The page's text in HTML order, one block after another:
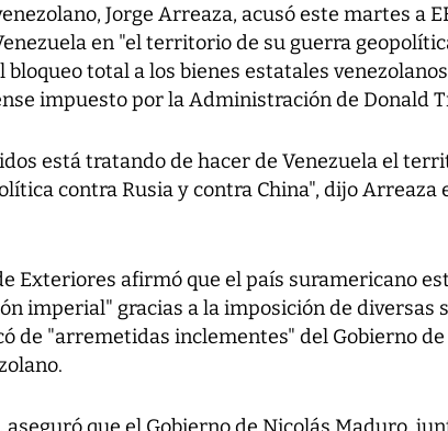
Jorge Arreaza, acusó este martes a
en "el territorio de su guerra
bloqueo total a los bienes estatales
impuesto por la Administración de Donald
está tratando de hacer de Venezuela el
contra Rusia y contra China", dijo Arreaza
Exteriores afirmó que el país suramericano
imperial" gracias a la imposición de diversas
de "arremetidas inclementes" del Gobierno de
aseguró que el Gobierno de Nicolás Maduro,